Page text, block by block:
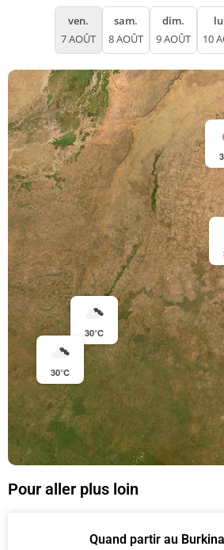
ven.
7 AOÛT
sam.
8 AOÛT
dim.
9 AOÛT
10
30°C
30°C
Pour aller plus loin
Quand partir au